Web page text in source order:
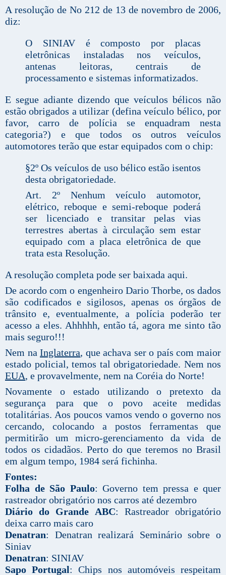
A resolução de No 212 de 13 de novembro de 2006,
diz:
O SINIAV é composto por placas
eletrônicas instaladas nos veículos,
antenas leitoras, centrais de
processamento e sistemas informatizados.
E segue adiante dizendo que veículos bélicos não
estão obrigados a utilizar (defina veículo bélico, por
favor, carro de polícia se enquadram nesta
categoria?) e que todos os outros veículos
automotores terão que estar equipados com o chip:
§2º Os veículos de uso bélico estão isentos
desta obrigatoriedade.
Art. 2º Nenhum veículo automotor,
elétrico, reboque e semi-reboque poderá
ser licenciado e transitar pelas vias
terrestres abertas à circulação sem estar
equipado com a placa eletrônica de que
trata esta Resolução.
A resolução completa pode ser baixada aqui.
De acordo com o engenheiro Dario Thorbe, os dados
são codificados e sigilosos, apenas os órgãos de
trânsito e, eventualmente, a polícia poderão ter
acesso a eles. Ahhhhh, então tá, agora me sinto tão
mais seguro!!!
Nem naInglaterra, que achava ser o país com maior
estado policial, temos tal obrigatoriedade. Nem nos
EUA, e provavelmente, nem na Coréia do Norte!
Novamente o estado utilizando o pretexto da
segurança para que o povo aceite medidas
totalitárias. Aos poucos vamos vendo o governo nos
cercando, colocando a postos ferramentas que
permitirão um micro-gerenciamento da vida de
todos os cidadãos. Perto do que teremos no Brasil
em algum tempo, 1984 será fichinha.
Fontes:
Folha de São Paulo: Governo tem pressa e quer
rastreador obrigatório nos carros até dezembro
Diário do Grande ABC: Rastreador obrigatório
deixa carro mais caro
Denatran: Denatran realizará Seminário sobre o
Siniav
Denatran: SINIAV
Sapo Portugal: Chips nos automóveis respeitam